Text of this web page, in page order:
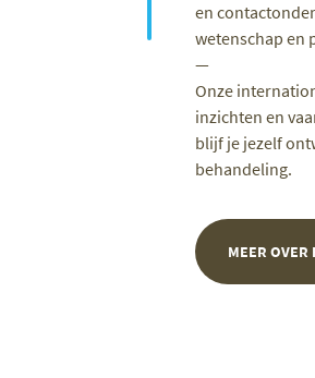
en
wetenschap en
—
Onze
inzichten en
blijf je jezelf
behandeling.
MEER OVER